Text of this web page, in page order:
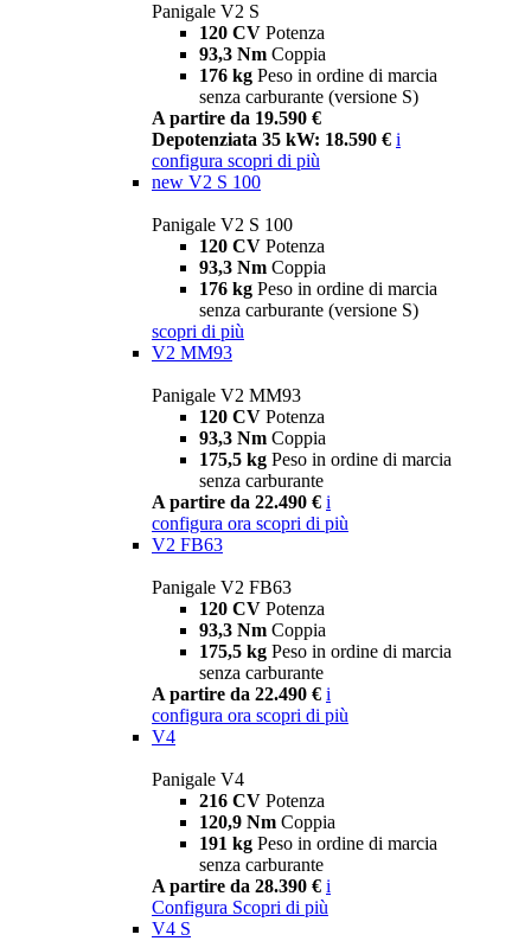
Panigale V2 S
120 CV Potenza
93,3 Nm Coppia
176 kg Peso in ordine di marcia
senza carburante (versione S)
A partire da 19.590 €
Depotenziata 35 kW: 18.590 € i
configura scopri di più
new V2 S 100
Panigale V2 S 100
120 CV Potenza
93,3 Nm Coppia
176 kg Peso in ordine di marcia
senza carburante (versione S)
scopri di più
V2 MM93
Panigale V2 MM93
120 CV Potenza
93,3 Nm Coppia
175,5 kg Peso in ordine di marcia
senza carburante
A partire da 22.490 € i
configura ora scopri di più
V2 FB63
Panigale V2 FB63
120 CV Potenza
93,3 Nm Coppia
175,5 kg Peso in ordine di marcia
senza carburante
A partire da 22.490 € i
configura ora scopri di più
V4
Panigale V4
216 CV Potenza
120,9 Nm Coppia
191 kg Peso in ordine di marcia
senza carburante
A partire da 28.390 € i
Configura Scopri di più
V4 S